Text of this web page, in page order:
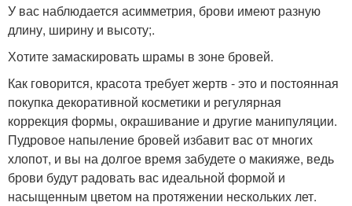
У вас наблюдается асимметрия, брови имеют разную
длину, ширину и высоту;.
Хотите замаскировать шрамы в зоне бровей.
Как говорится, красота требует жертв - это и постоянная
покупка декоративной косметики и регулярная
коррекция формы, окрашивание и другие манипуляции.
Пудровое напыление бровей избавит вас от многих
хлопот, и вы на долгое время забудете о макияже, ведь
брови будут радовать вас идеальной формой и
насыщенным цветом на протяжении нескольких лет.